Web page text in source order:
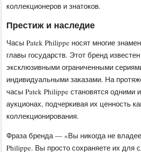
коллекционеров и знатоков.
Престиж и наследие
Часы Patek Philippe носят многие
главы государств. Этот бренд
эксклюзивными ограниченными
индивидуальными заказами. На
часы Patek Philippe становятся одними
аукционах, подчеркивая их ценность
коллекционирования.
Фраза бренда — «Вы никогда не
Philippe. Вы просто сохраняете их для